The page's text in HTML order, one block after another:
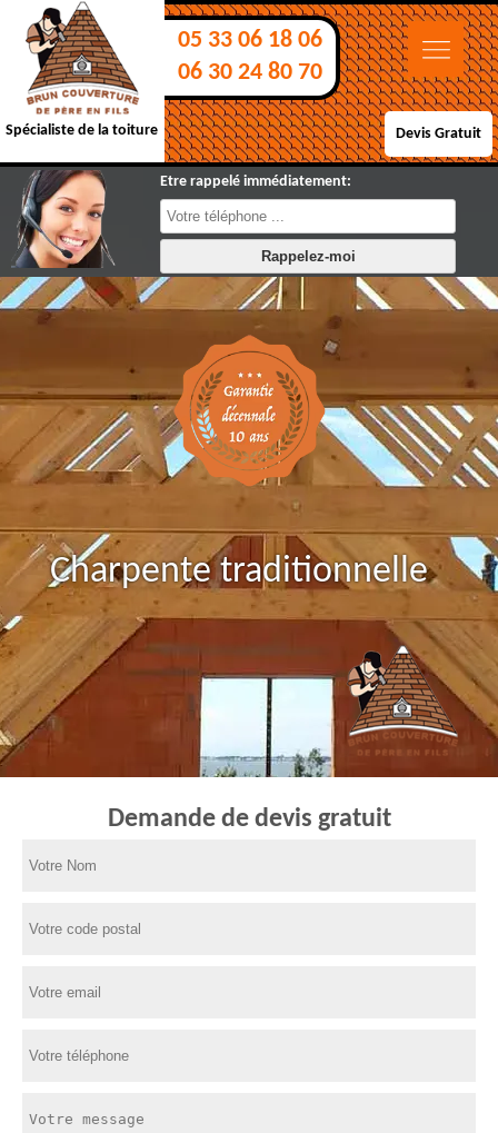
Spécialiste de la toiture
05 33 06 18 06
06 30 24 80 70
Devis Gratuit
Etre rappelé immédiatement:
Charpente traditionnelle
Demande de devis gratuit